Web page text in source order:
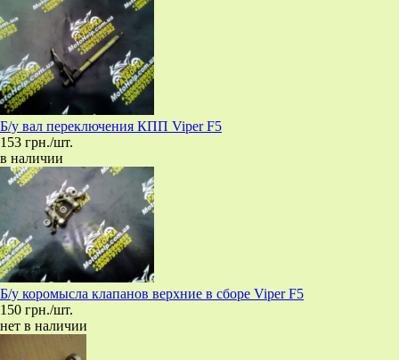
Б/у вал переключения КПП Viper F5
153 грн./шт.
в наличии
Б/у коромысла клапанов верхние в сборе Viper F5
150 грн./шт.
нет в наличии